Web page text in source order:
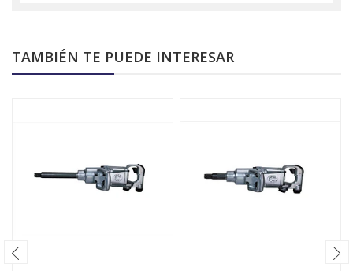
TAMBIÉN TE PUEDE INTERESAR